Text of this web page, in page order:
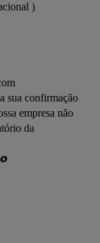
)
sua confirmação
empresa não
da